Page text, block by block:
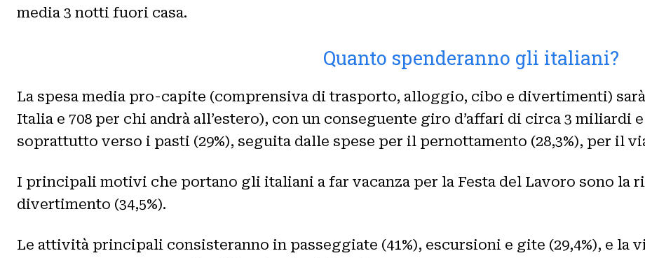
media 3 notti fuori casa.
Quanto spenderanno gli italiani?
La spesa media pro-capite (comprensiva di trasporto, alloggio, cibo e divertimenti)
Italia e 708 per chi andrà all’estero), con un conseguente giro d’affari di circa 3 miliardi
soprattutto verso i pasti (29%), seguita dalle spese per il pernottamento (28,3%), per il
I principali motivi che portano gli italiani a far vacanza per la Festa del Lavoro sono la
divertimento (34,5%).
Le attività principali consisteranno in passeggiate (41%), escursioni e gite (29,4%), e la